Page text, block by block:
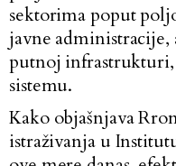
sektorima poput
javne administracije,
putnoj infrastrukturi,
sistemu.
Kako objašnjava
istraživanja u